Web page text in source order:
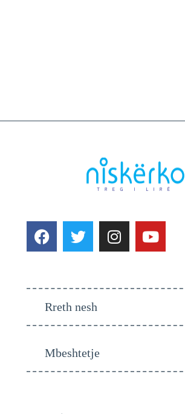
Rreth nesh
Mbeshtetje